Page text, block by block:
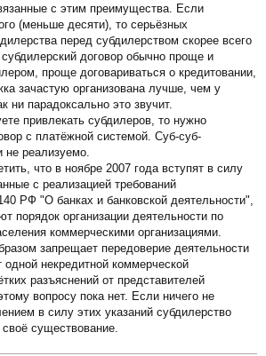
с этим преимущества. Если
(меньше десяти), то серьёзных
перед субдилерством скорее всего
договор обычно проще и
проще договариваться о кредитовании,
зачастую организована лучше, чем у
ни парадоксально это звучит.
привлекать субдилеров, то нужно
с платёжной системой. Суб-суб-
не реализуемо.
что в ноябре 2007 года вступят в силу
с реализацией требований
РФ "О банках и банковской деятельности",
порядок организации деятельности по
коммерческими организациями.
запрещает передоверие деятельности
некредитной коммерческой
разъяснений от представителей
вопросу пока нет. Если ничего не
в силу этих указаний субдилерство
своё существование.